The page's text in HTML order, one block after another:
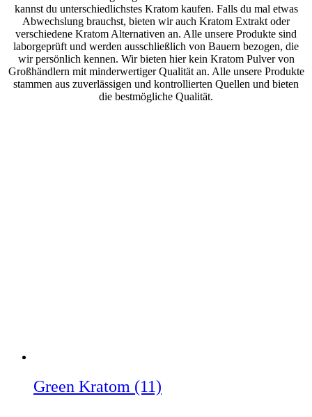
kannst du unterschiedlichstes Kratom kaufen. Falls du mal etwas
Abwechslung brauchst, bieten wir auch Kratom Extrakt oder
verschiedene Kratom Alternativen an. Alle unsere Produkte sind
laborgeprüft und werden ausschließlich von Bauern bezogen, die
wir persönlich kennen. Wir bieten hier kein Kratom Pulver von
Großhändlern mit minderwertiger Qualität an. Alle unsere Produkte
stammen aus zuverlässigen und kontrollierten Quellen und bieten
die bestmögliche Qualität.
Green Kratom (11)